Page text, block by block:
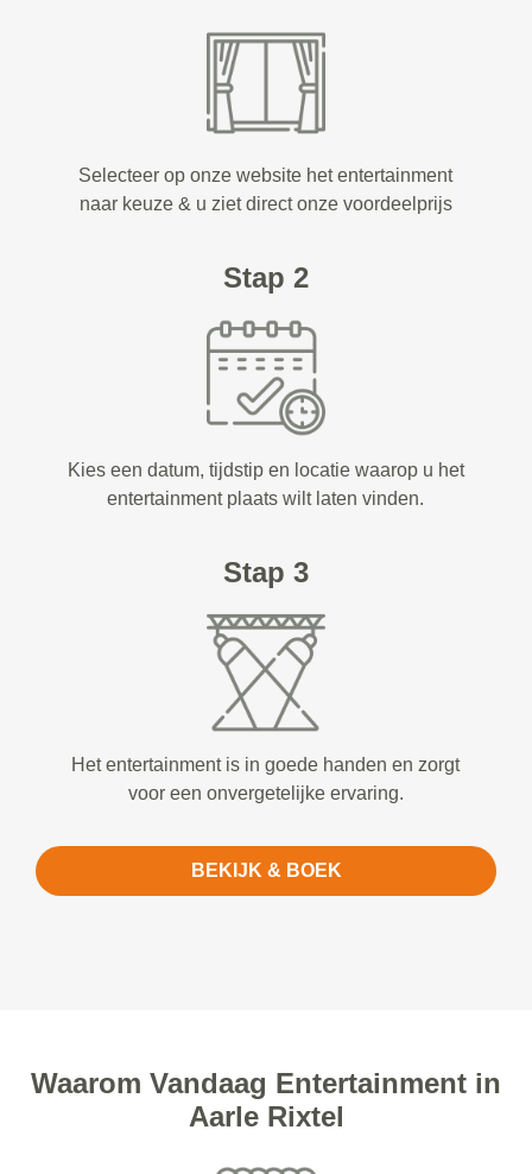
Selecteer op onze website het entertainment
naar keuze & u ziet direct onze voordeelprijs
Stap 2
Kies een datum, tijdstip en locatie waarop u het
entertainment plaats wilt laten vinden.
Stap 3
Het entertainment is in goede handen en zorgt
voor een onvergetelijke ervaring.
BEKIJK & BOEK
Waarom Vandaag Entertainment in
Aarle Rixtel